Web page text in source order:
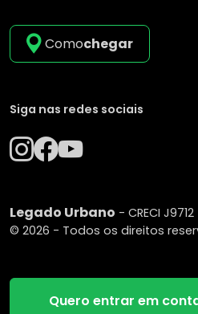
Comochegar
Siga nas redes sociais
Legado Urbano - CRECI J9712
© 2026 - Todos os direitos
Quero entrar em